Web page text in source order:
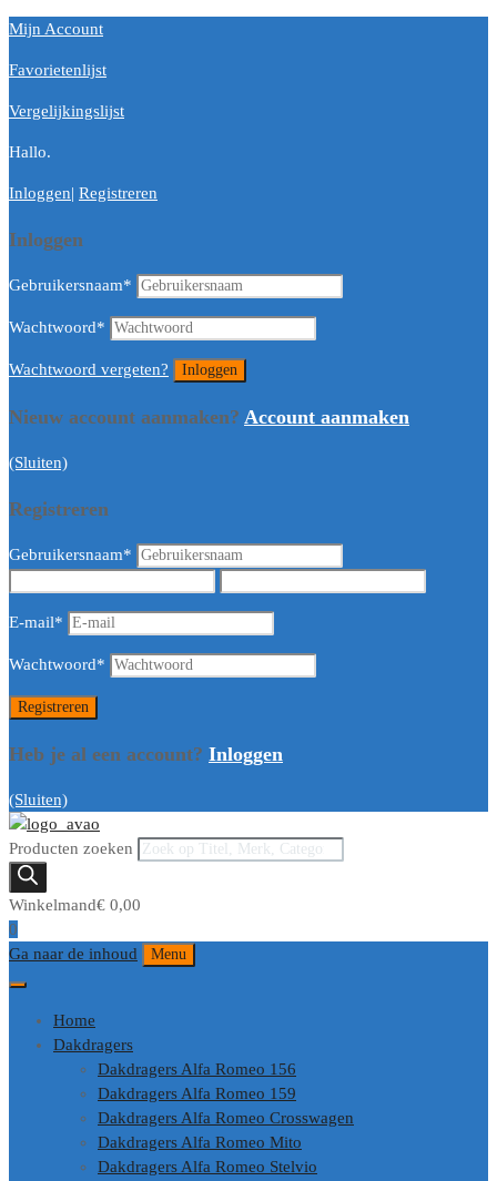
Mijn Account
Favorietenlijst
Vergelijkingslijst
Hallo.
Inloggen| Registreren
Inloggen
Gebruikersnaam*
Wachtwoord*
Wachtwoord vergeten?
Nieuw account aanmaken? Account aanmaken
(Sluiten)
Registreren
Gebruikersnaam*
E-mail*
Wachtwoord*
Heb je al een account? Inloggen
(Sluiten)
Producten zoeken
Winkelmand€ 0,00
0
Ga naar de inhoud
Menu
Home
Dakdragers
Dakdragers Alfa Romeo 156
Dakdragers Alfa Romeo 159
Dakdragers Alfa Romeo Crosswagen
Dakdragers Alfa Romeo Mito
Dakdragers Alfa Romeo Stelvio